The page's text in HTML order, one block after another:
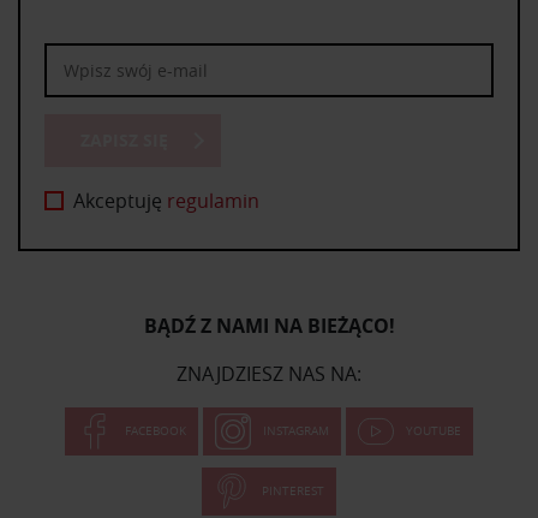
Akceptuję regulamin
BĄDŹ Z NAMI NA BIEŻĄCO!
ZNAJDZIESZ NAS NA:
FACEBOOK INSTAGRAM YOUTUBE
PINTEREST